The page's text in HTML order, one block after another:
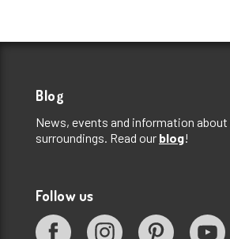
Blog
News, events and information
surroundings. Read our blog!
Follow us